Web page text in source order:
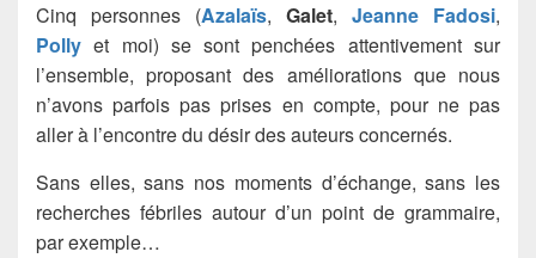
Cinq personnes (Azalaïs, Galet, Jeanne Fadosi,
Polly et moi) se sont penchées attentivement sur
l’ensemble, proposant des améliorations que nous
n’avons parfois pas prises en compte, pour ne pas
aller à l’encontre du désir des auteurs concernés.
Sans elles, sans nos moments d’échange, sans les
recherches fébriles autour d’un point de grammaire,
par exemple…